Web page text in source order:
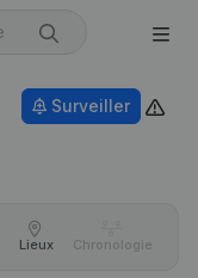
Surveiller
Lieux Chronologie